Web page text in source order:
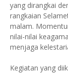
yang dirangkai
rangkaian
malam.
nilai-nilai
menjaga
Kegiatan yang